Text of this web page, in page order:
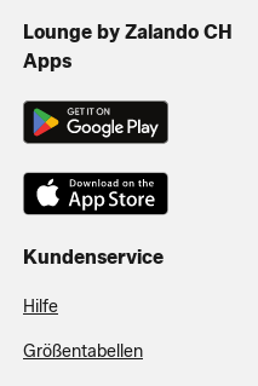
Lounge by Zalando CH
Apps
Kundenservice
Hilfe
Größentabellen